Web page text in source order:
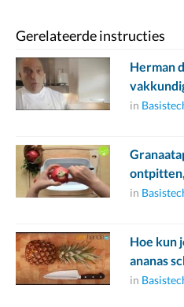
Gerelateerde instructies
Herman
in
in
Hoe kun
ananas
in